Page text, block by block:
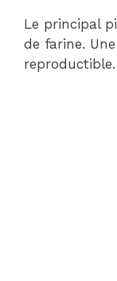
Le principal
de farine.
reproductible.